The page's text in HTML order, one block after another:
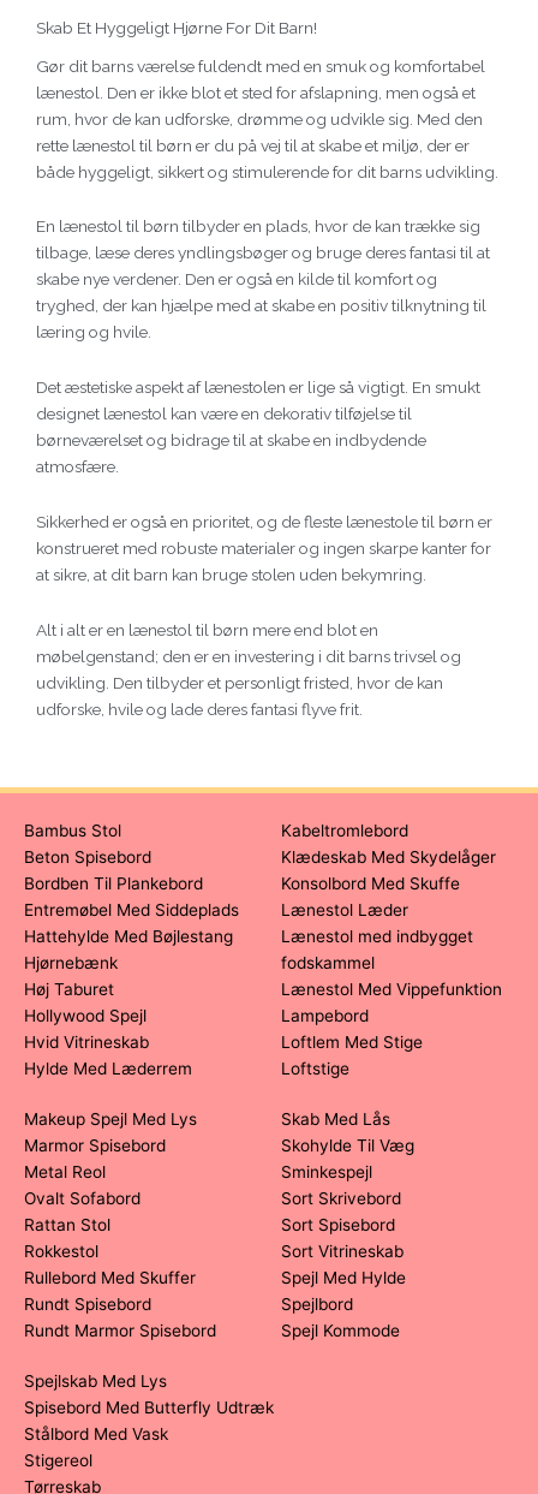
Skab Et Hyggeligt Hjørne For Dit Barn!
Gør dit barns værelse fuldendt med en smuk og komfortabel
lænestol. Den er ikke blot et sted for afslapning, men også et
rum, hvor de kan udforske, drømme og udvikle sig. Med den
rette lænestol til børn er du på vej til at skabe et miljø, der er
både hyggeligt, sikkert og stimulerende for dit barns udvikling.
En lænestol til børn tilbyder en plads, hvor de kan trække sig
tilbage, læse deres yndlingsbøger og bruge deres fantasi til at
skabe nye verdener. Den er også en kilde til komfort og
tryghed, der kan hjælpe med at skabe en positiv tilknytning til
læring og hvile.
Det æstetiske aspekt af lænestolen er lige så vigtigt. En smukt
designet lænestol kan være en dekorativ tilføjelse til
børneværelset og bidrage til at skabe en indbydende
atmosfære.
Sikkerhed er også en prioritet, og de fleste lænestole til børn er
konstrueret med robuste materialer og ingen skarpe kanter for
at sikre, at dit barn kan bruge stolen uden bekymring.
Alt i alt er en lænestol til børn mere end blot en
møbelgenstand; den er en investering i dit barns trivsel og
udvikling. Den tilbyder et personligt fristed, hvor de kan
udforske, hvile og lade deres fantasi flyve frit.
Bambus Stol
Beton Spisebord
Bordben Til Plankebord
Entremøbel Med Siddeplads
Hattehylde Med Bøjlestang
Hjørnebænk
Høj Taburet
Hollywood Spejl
Hvid Vitrineskab
Hylde Med Læderrem
Kabeltromlebord
Klædeskab Med Skydelåger
Konsolbord Med Skuffe
Lænestol Læder
Lænestol med indbygget
fodskammel
Lænestol Med Vippefunktion
Lampebord
Loftlem Med Stige
Loftstige
Makeup Spejl Med Lys
Marmor Spisebord
Metal Reol
Ovalt Sofabord
Rattan Stol
Rokkestol
Rullebord Med Skuffer
Rundt Spisebord
Rundt Marmor Spisebord
Skab Med Lås
Skohylde Til Væg
Sminkespejl
Sort Skrivebord
Sort Spisebord
Sort Vitrineskab
Spejl Med Hylde
Spejlbord
Spejl Kommode
Spejlskab Med Lys
Spisebord Med Butterfly Udtræk
Stålbord Med Vask
Stigereol
Tørreskab